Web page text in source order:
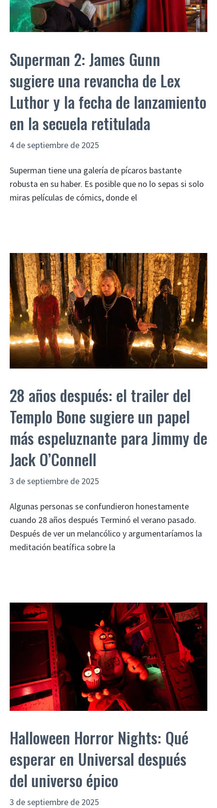
Superman 2: James Gunn
sugiere una revancha de Lex
Luthor y la fecha de lanzamiento
en la secuela retitulada
4 de septiembre de 2025
Superman tiene una galería de pícaros bastante
robusta en su haber. Es posible que no lo sepas si solo
miras películas de cómics, donde el
28 años después: el trailer del
Templo Bone sugiere un papel
más espeluznante para Jimmy de
Jack O’Connell
3 de septiembre de 2025
Algunas personas se confundieron honestamente
cuando 28 años después Terminó el verano pasado.
Después de ver un melancólico y argumentaríamos la
meditación beatífica sobre la
Halloween Horror Nights: Qué
esperar en Universal después
del universo épico
3 de septiembre de 2025